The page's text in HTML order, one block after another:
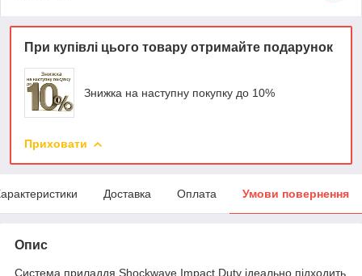
При купівлі цього товару отримайте подарунок
Знижка на наступну покупку до 10%
Приховати
Доставка Оплата Умови повернення
Опис
Система приладдя Shockwave Impact Duty ідеально підходить